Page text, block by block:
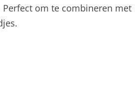
om te combineren met